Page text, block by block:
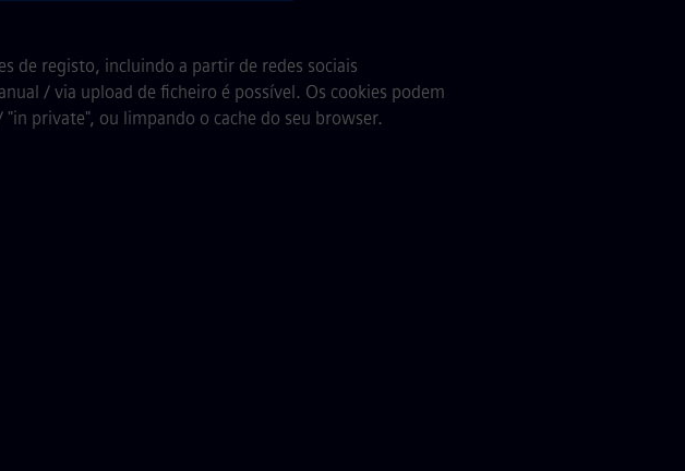
de registo, incluindo a partir de redes sociais
/ via upload de ficheiro é possível. Os cookies podem
private", ou limpando o cache do seu browser.